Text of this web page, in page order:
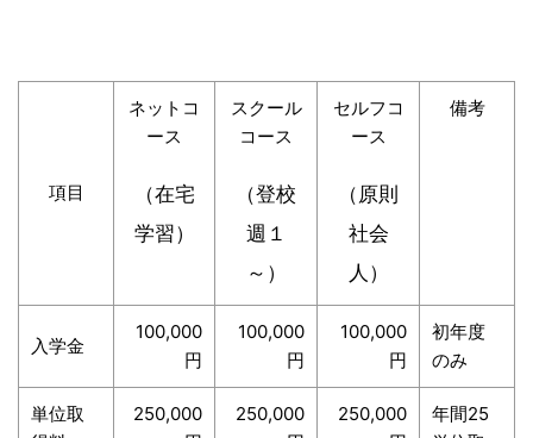
項目
ネットコ
ース
（在宅
学習）
スクール
コース
（登校
週１
～）
セルフコ
ース
（原則
社会
人）
備考
入学金
100,000
円
100,000
円
100,000
円
初年度
のみ
単位取
250,000
250,000
250,000
年間25